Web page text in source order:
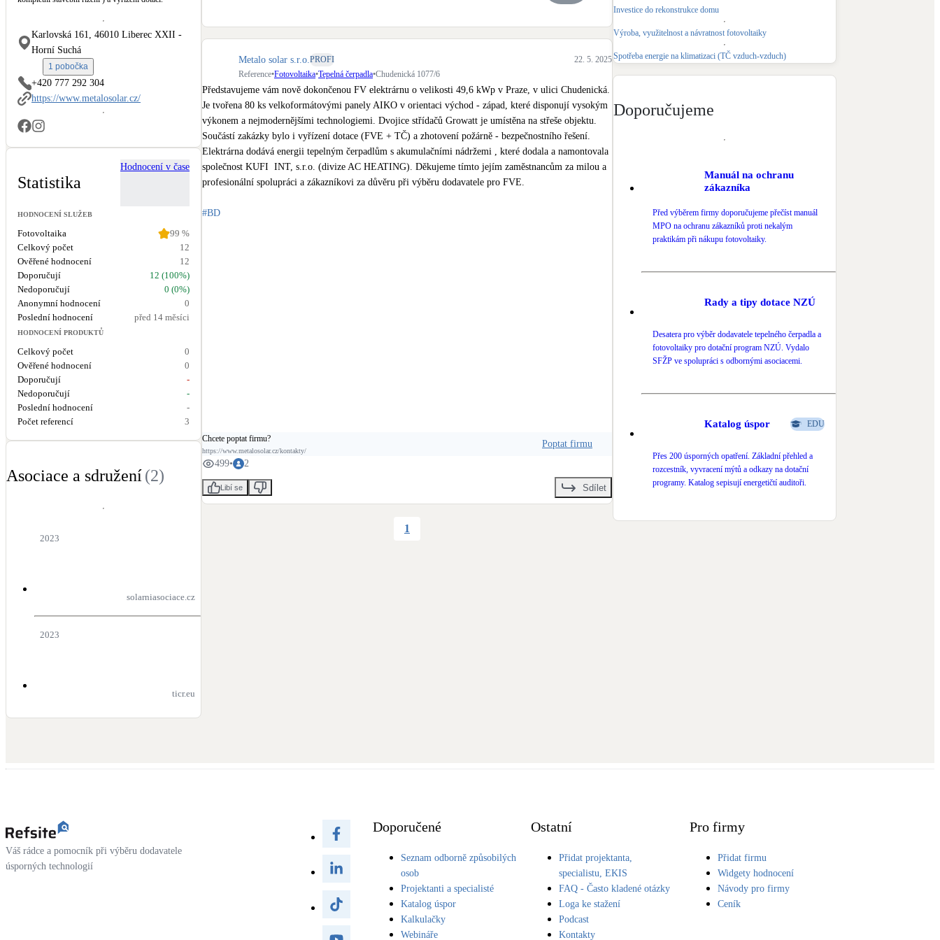
Kotle
Hlavní zdroje vytápění
Novostavby
Stínicí technika
Žaluzie, markýzy, pergoly Šedá i černá odpadní voda
Kamna / krby
Doplňkové zdroje vytápění
LED osvětlení Retence deštové vody
Akumulace dešťovky
Zelená střecha NEW
Větrné elektrárny NEW
Karlovská 161, 46010 Liberec XXII -
Horní Suchá
1 pobočka
+420 777 292 304
https://www.metalosolar.cz/
Statistika
Hodnocení v čase
HODNOCENÍ SLUŽEB
Fotovoltaika 99 %
Celkový počet
12
Ověřené hodnocení
12
Doporučují
12 (100%)
Nedoporučují
0 (0%)
Anonymní hodnocení
0
Poslední hodnocení
před 14 měsíci
HODNOCENÍ PRODUKTŮ
Celkový počet
0
Ověřené hodnocení
0
Doporučují
-
Nedoporučují
-
Poslední hodnocení
-
Počet referencí
3
Asociace a sdružení(2)
2023
solarniasociace.cz
2023
ticr.eu
Metalo solar s.r.o. PROFI
22. 5. 2025
Reference•Fotovoltaika•Tepelná čerpadla•Chudenická 1077/6
Představujeme vám nově dokončenou FV elektrárnu o velikosti 49,6 kWp v Praze, v ulici Chudenická.
Je tvořena 80 ks velkoformátovými panely AIKO v orientaci východ - západ, které disponují vysokým
výkonem a nejmodernějšími technologiemi. Dvojice střídačů Growatt je umístěna na střeše objektu.
Součástí zakázky bylo i vyřízení dotace (FVE + TČ) a zhotovení požárně - bezpečnostního řešení.
Elektrárna dodává energii tepelným čerpadlům s akumulačními nádržemi , které dodala a namontovala
společnost KUFI  INT, s.r.o. (divize AC HEATING). Děkujeme tímto jejím zaměstnancům za milou a
profesionální spolupráci a zákazníkovi za důvěru při výběru dodavatele pro FVE.
#BD
Chcete poptat firmu?
https://www.metalosolar.cz/kontakty/
Poptat firmu
499• 2
Libí se Sdílet
1
Investice do rekonstrukce domu
Výroba, využitelnost a návratnost fotovoltaiky
Spotřeba energie na klimatizaci (TČ vzduch-vzduch)
Doporučujeme
Manuál na ochranu
zákazníka
Před výběrem firmy doporučujeme přečíst manuál
MPO na ochranu zákazníků proti nekalým
praktikám při nákupu fotovoltaiky.
Rady a tipy dotace NZÚ
Desatera pro výběr dodavatele tepelného čerpadla a
fotovoltaiky pro dotační program NZÚ. Vydalo
SFŽP ve spolupráci s odbornými asociacemi.
Katalog úspor EDU
Přes 200 úsporných opatření. Základní přehled a
rozcestník, vyvracení mýtů a odkazy na dotační
programy. Katalog sepisují energetičtí auditoři.
Váš rádce a pomocník při výběru dodavatele
úsporných technologií
Doporučené
Seznam odborně způsobilých
osob
Projektanti a specialisté
Katalog úspor
Kalkulačky
Webináře
Ostatní
Přidat projektanta,
specialistu, EKIS
FAQ - Často kladené otázky
Loga ke stažení
Podcast
Kontakty
Pro firmy
Přidat firmu
Widgety hodnocení
Návody pro firmy
Ceník